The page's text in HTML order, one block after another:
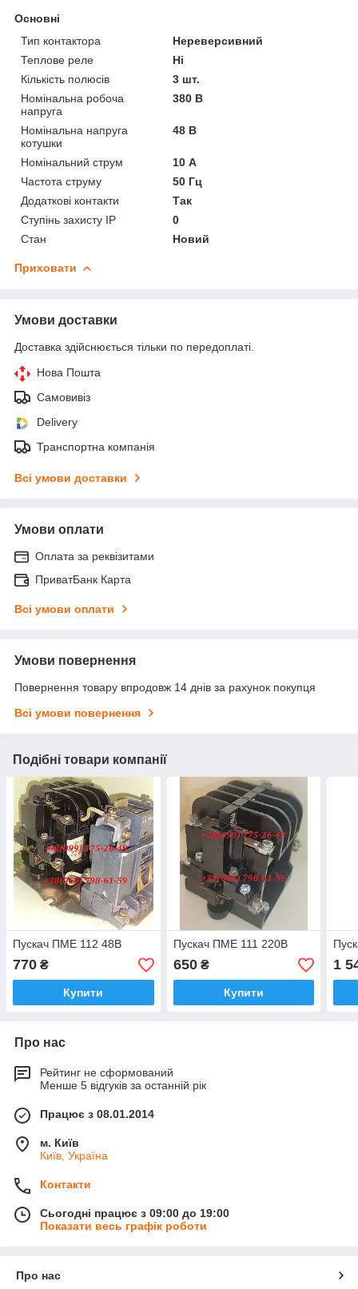
Основні
Тип контактора
Нереверсивний
Теплове реле
Ні
Кількість полюсів
3 шт.
Номінальна робоча
напруга
380 В
Номінальна напруга
котушки
48 В
Номінальний струм
10 А
Частота струму
50 Гц
Додаткові контакти
Так
Ступінь захисту IP
0
Стан
Новий
Приховати
Умови доставки
Доставка здійснюється тільки по передоплаті.
Нова Пошта
Самовивіз
Delivery
Транспортна компанія
Всі умови доставки
Умови оплати
Оплата за реквізитами
ПриватБанк Карта
Всі умови оплати
Умови повернення
Повернення товару впродовж 14 днів за рахунок покупця
Всі умови повернення
Подібні товари компанії
Пускач ПМЕ 112 48В
770 ₴
Купити
Пускач ПМЕ 111 220В
650₴
Купити
1
Про нас
Рейтинг не сформований
Менше 5 відгуків за останній рік
Працює з 08.01.2014
м. Київ
Київ, Україна
Контакти
Сьогодні працює з 09:00 до 19:00
Показати весь графік роботи
Про нас